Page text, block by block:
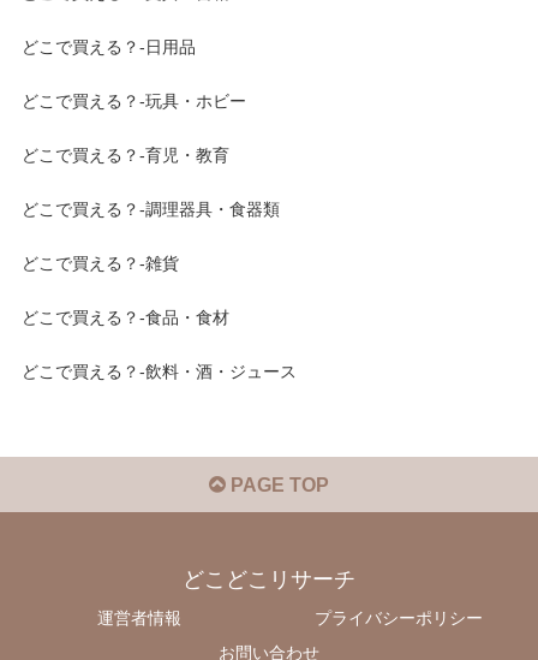
どこで買える？-日用品
どこで買える？-玩具・ホビー
どこで買える？-育児・教育
どこで買える？-調理器具・食器類
どこで買える？-雑貨
どこで買える？-食品・食材
どこで買える？-飲料・酒・ジュース
PAGE TOP
どこどこリサーチ
運営者情報
プライバシーポリシー
お問い合わせ